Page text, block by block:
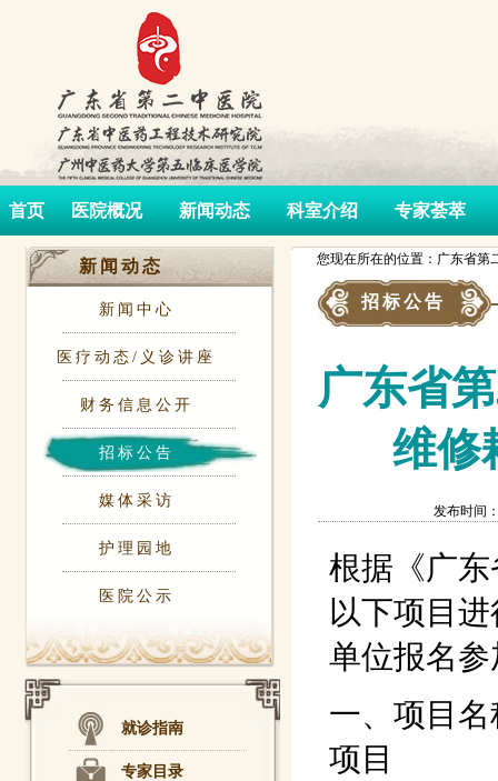
首页 医院概况 新闻动态 科室介绍 专家荟萃
新闻动态
新闻中心
医疗动态/义诊讲座
财务信息公开
招标公告
媒体采访
护理园地
医院公示
就诊指南
专家目录
您现在所在的位置：广东省第
招标公告
广东省
维修
发布时间
根据《广
以下项目
单位报名参
一、项目
项目